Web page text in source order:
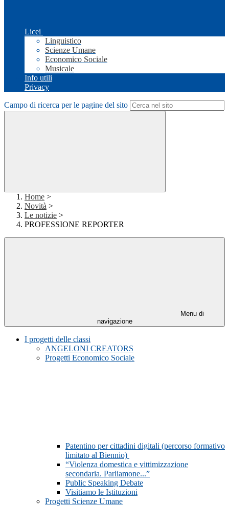
Licei
Linguistico
Scienze Umane
Economico Sociale
Musicale
Info utili
Privacy
Campo di ricerca per le pagine del sito
Home >
Novità >
Le notizie >
PROFESSIONE REPORTER
Menu di
navigazione
I progetti delle classi
ANGELONI CREATORS
Progetti Economico Sociale
Patentino per cittadini digitali (percorso formativo
limitato al Biennio)
“Violenza domestica e vittimizzazione
secondaria. Parliamone...”
Public Speaking Debate
Visitiamo le Istituzioni
Progetti Scienze Umane